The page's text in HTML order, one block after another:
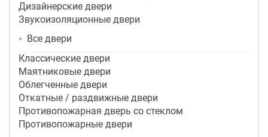
Дизайнерские двери
Звукоизоляционные двери
Все двери
Классические двери
Маятниковые двери
Облегченные двери
Откатные / раздвижные двери
Противопожарная дверь со стеклом
Противопожарные двери